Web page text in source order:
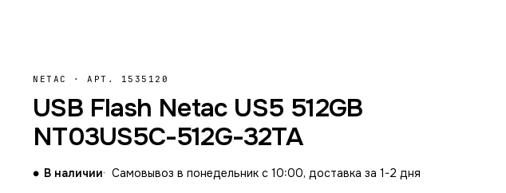
NETAC ·АРТ. 1535120
USB Flash Netac US5 512GB
NT03US5C-512G-32TA
В наличии Самовывоз в понедельник с 10:00, доставка за 1-2 дня